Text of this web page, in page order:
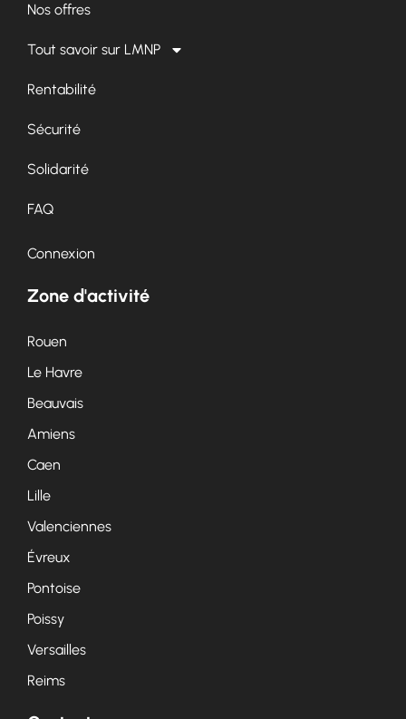
Nos offres
Tout savoir sur LMNP
Rentabilité
Sécurité
Solidarité
FAQ
Connexion
Zone d'activité
Rouen
Le Havre
Beauvais
Amiens
Caen
Lille
Valenciennes
Évreux
Pontoise
Poissy
Versailles
Reims